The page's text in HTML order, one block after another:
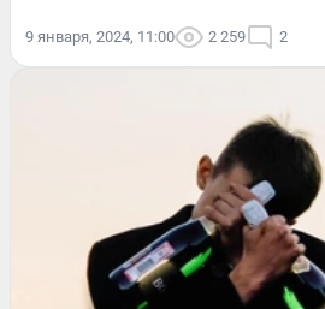
9 января, 2024, 11:00 2 259 2